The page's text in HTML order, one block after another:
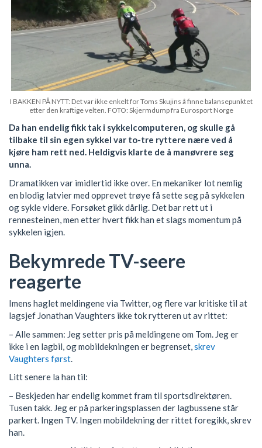
I BAKKEN PÅ NYTT: Det var ikke enkelt for Toms Skujins å finne balansepunktet
etter den kraftige velten. FOTO: Skjermdump fra Eurosport Norge
Da han endelig fikk tak i sykkelcomputeren, og skulle gå
tilbake til sin egen sykkel var to-tre ryttere nære ved å
kjøre ham rett ned. Heldigvis klarte de å manøvrere seg
unna.
Dramatikken var imidlertid ikke over. En mekaniker lot nemlig
en blodig latvier med opprevet trøye få sette seg på sykkelen
og sykle videre. Forsøket gikk dårlig. Det bar rett ut i
rennesteinen, men etter hvert fikk han et slags momentum på
sykkelen igjen.
Bekymrede TV-seere
reagerte
Imens haglet meldingene via Twitter, og flere var kritiske til at
lagsjef Jonathan Vaughters ikke tok rytteren ut av rittet:
– Alle sammen: Jeg setter pris på meldingene om Tom. Jeg er
ikke i en lagbil, og mobildekningen er begrenset,skrev
Vaughters først.
Litt senere la han til:
– Beskjeden har endelig kommet fram til sportsdirektøren.
Tusen takk. Jeg er på parkeringsplassen der lagbussene står
parkert. Ingen TV. Ingen mobildekning der rittet foregikk, skrev
han.